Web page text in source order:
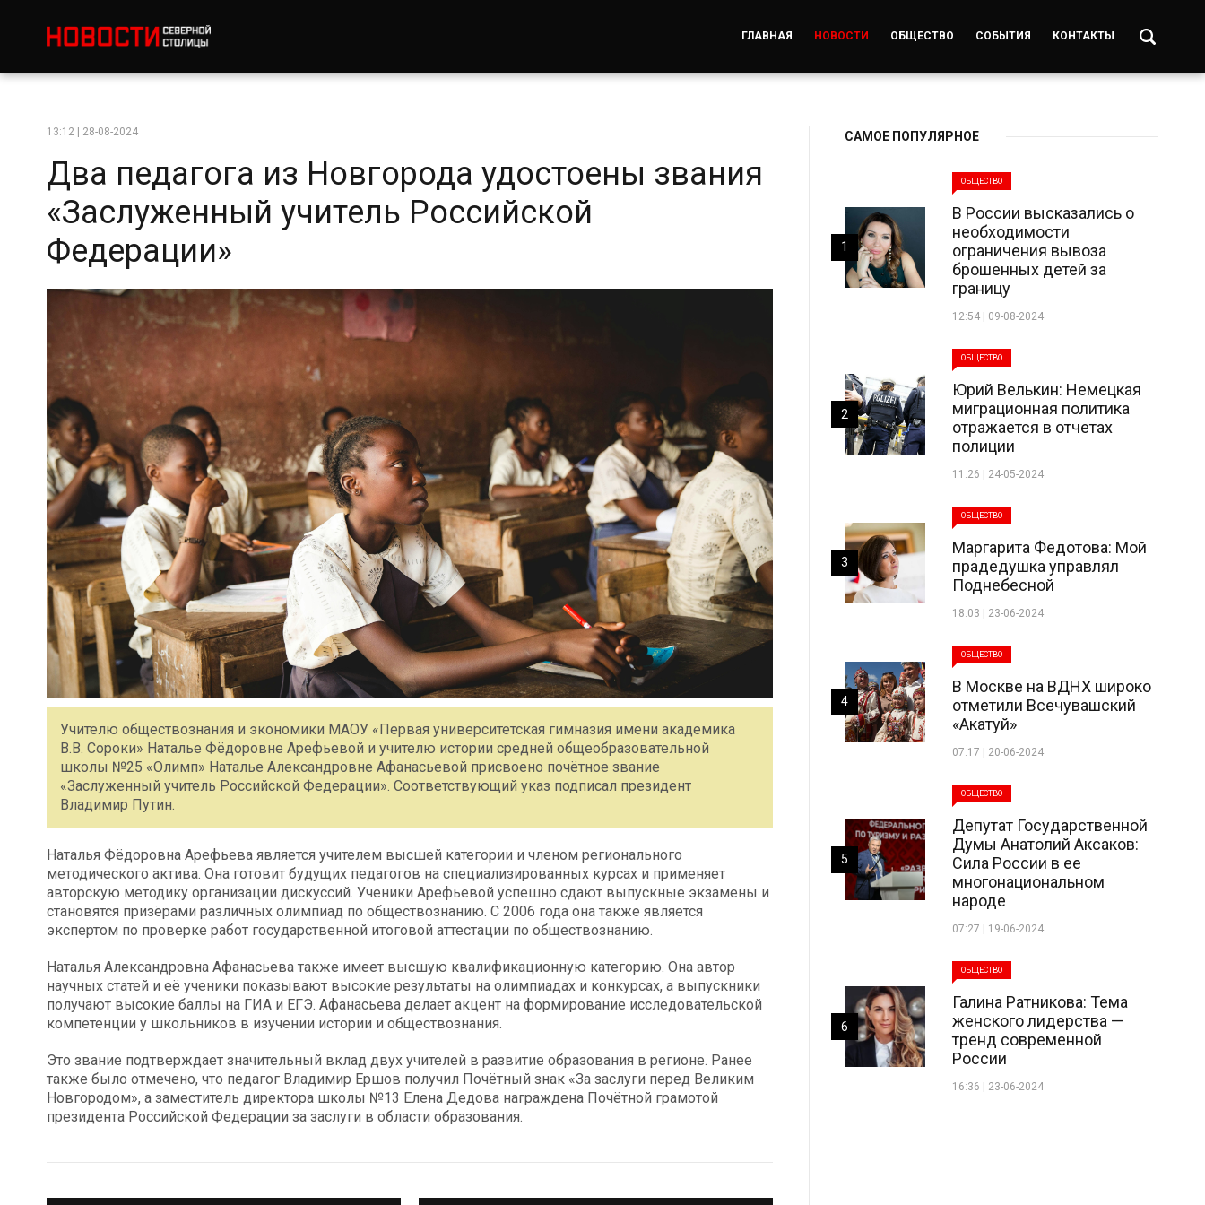
ГЛАВНАЯ НОВОСТИ ОБЩЕСТВО СОБЫТИЯ КОНТАКТЫ
13:12 | 28-08-2024
Два педагога из Новгорода удостоены звания
«Заслуженный учитель Российской
Федерации»
Учителю обществознания и экономики МАОУ «Первая университетская гимназия имени академика
В.В. Сороки» Наталье Фёдоровне Арефьевой и учителю истории средней общеобразовательной
школы №25 «Олимп» Наталье Александровне Афанасьевой присвоено почётное звание
«Заслуженный учитель Российской Федерации». Соответствующий указ подписал президент
Владимир Путин.
Наталья Фёдоровна Арефьева является учителем высшей категории и членом регионального
методического актива. Она готовит будущих педагогов на специализированных курсах и применяет
авторскую методику организации дискуссий. Ученики Арефьевой успешно сдают выпускные экзамены и
становятся призёрами различных олимпиад по обществознанию. С 2006 года она также является
экспертом по проверке работ государственной итоговой аттестации по обществознанию.
Наталья Александровна Афанасьева также имеет высшую квалификационную категорию. Она автор
научных статей и её ученики показывают высокие результаты на олимпиадах и конкурсах, а выпускники
получают высокие баллы на ГИА и ЕГЭ. Афанасьева делает акцент на формирование исследовательской
компетенции у школьников в изучении истории и обществознания.
Это звание подтверждает значительный вклад двух учителей в развитие образования в регионе. Ранее
также было отмечено, что педагог Владимир Ершов получил Почётный знак «За заслуги перед Великим
Новгородом», а заместитель директора школы №13 Елена Дедова награждена Почётной грамотой
президента Российской Федерации за заслуги в области образования.
САМОЕ ПОПУЛЯРНОЕ
ОБЩЕСТВО
В России высказались о
необходимости
ограничения вывоза
брошенных детей за
границу
12:54 | 09-08-2024
1
ОБЩЕСТВО
Юрий Велькин: Немецкая
миграционная политика
отражается в отчетах
полиции
11:26 | 24-05-2024
2
ОБЩЕСТВО
Маргарита Федотова: Мой
прадедушка управлял
Поднебесной
18:03 | 23-06-2024
3
ОБЩЕСТВО
В Москве на ВДНХ широко
отметили Всечувашский
«Акатуй»
07:17 | 20-06-2024
4
ОБЩЕСТВО
Депутат Государственной
Думы Анатолий Аксаков:
Сила России в ее
многонациональном
народе
07:27 | 19-06-2024
5
ОБЩЕСТВО
Галина Ратникова: Тема
женского лидерства —
тренд современной
России
16:36 | 23-06-2024
6